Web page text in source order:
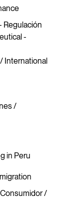
Regulación
-
International
/
in Peru
/